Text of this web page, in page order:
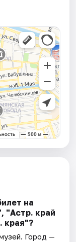
на
"Астр. край
края"?
. Город —